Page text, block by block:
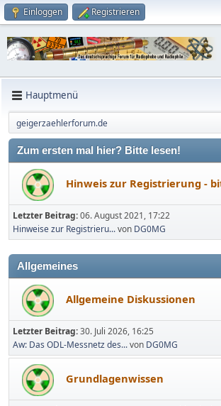
Einloggen Registrieren
Hauptmenü
geigerzaehlerforum.de
Zum ersten mal hier? Bitte lesen!
Hinweis zur Registrierung -
Letzter Beitrag:06. August 2021, 17:22
Hinweise zur Registrieru...von DG0MG
Allgemeines
Allgemeine Diskussionen
Letzter Beitrag:30. Juli 2026, 16:25
Aw: Das ODL-Messnetz des...von DG0MG
Grundlagenwissen